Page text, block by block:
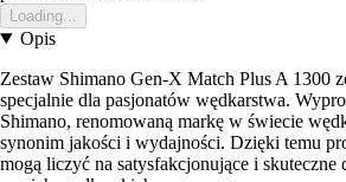
Loading...
Opis
Zestaw Shimano Gen-X Match Plus A 1300
specjalnie dla pasjonatów wędkarstwa.
Shimano, renomowaną markę w świecie
synonim jakości i wydajności. Dzięki temu
mogą liczyć na satysfakcjonujące i skuteczne